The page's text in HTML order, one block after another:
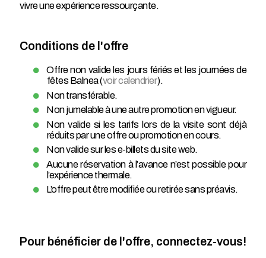
vivre une expérience ressourçante.
Conditions de l'offre
Offre non valide les jours fériés et les journées de
fêtes Balnea (voir calendrier).
Non transférable.
Non jumelable à une autre promotion en vigueur.
Non valide si les tarifs lors de la visite sont déjà
réduits par une offre ou promotion en cours.
Non valide sur les e-billets du site web.
Aucune réservation à l’avance n’est possible pour
l’expérience thermale.
L’offre peut être modifiée ou retirée sans préavis.
Pour bénéficier de l'offre, connectez-vous!